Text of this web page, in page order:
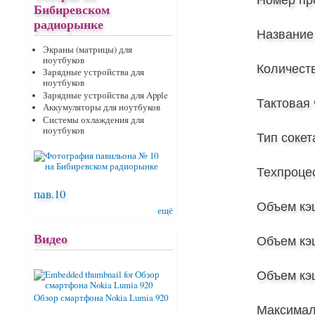
Тактовая
Тип
Объем
Объем
Объем
Бибиревском
радиорынке
Экраны (матрицы) для
ноутбуков
Зарядные устройства для
ноутбуков
Зарядные устройства для Apple
Аккумуляторы для ноутбуков
Системы охлаждения для
ноутбуков
пав.10
ещё
Видео
Обзор смартфона Nokia Lumia 920